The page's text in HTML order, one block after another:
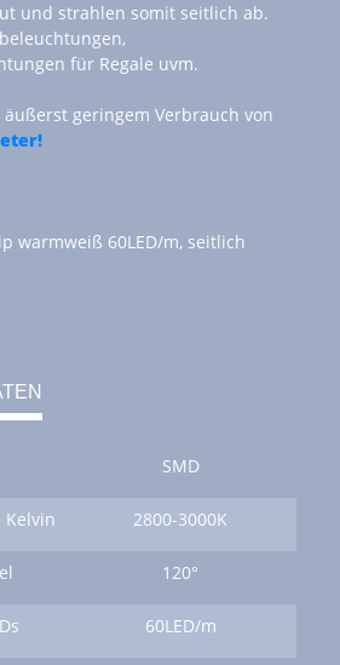
und strahlen somit seitlich ab.
für Regale uvm.
geringem Verbrauch von
warmweiß 60LED/m, seitlich
SMD
2800-3000K
120°
60LED/m